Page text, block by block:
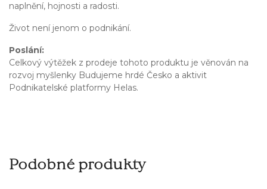
naplnění, hojnosti a radosti.
Život není jenom o podnikání.
Poslání:
Celkový výtěžek z prodeje tohoto produktu je věnován na
rozvoj myšlenky Budujeme hrdé Česko a aktivit
Podnikatelské platformy Helas.
Podobné produkty